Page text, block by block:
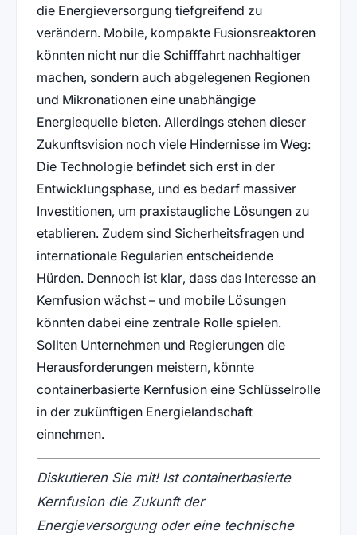
die Energieversorgung tiefgreifend zu
verändern. Mobile, kompakte Fusionsreaktoren
könnten nicht nur die Schifffahrt nachhaltiger
machen, sondern auch abgelegenen Regionen
und Mikronationen eine unabhängige
Energiequelle bieten. Allerdings stehen dieser
Zukunftsvision noch viele Hindernisse im Weg:
Die Technologie befindet sich erst in der
Entwicklungsphase, und es bedarf massiver
Investitionen, um praxistaugliche Lösungen zu
etablieren. Zudem sind Sicherheitsfragen und
internationale Regularien entscheidende
Hürden. Dennoch ist klar, dass das Interesse an
Kernfusion wächst – und mobile Lösungen
könnten dabei eine zentrale Rolle spielen.
Sollten Unternehmen und Regierungen die
Herausforderungen meistern, könnte
containerbasierte Kernfusion eine Schlüsselrolle
in der zukünftigen Energielandschaft
einnehmen.
Diskutieren Sie mit! Ist containerbasierte
Kernfusion die Zukunft der
Energieversorgung oder eine technische